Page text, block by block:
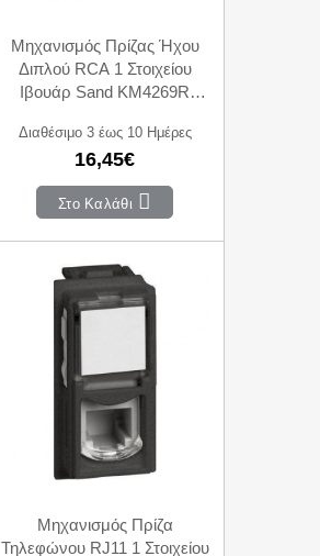
Μηχανισμός Πρίζας Ήχου
Διπλού RCA 1 Στοιχείου
Ιβουάρ Sand KM4269R
Διαθέσιμο 3 έως 10 Ημέρες
16,45€
Στο Καλάθι
Μηχανισμός Πρίζα
Τηλεφώνου RJ11 1 Στοιχείου